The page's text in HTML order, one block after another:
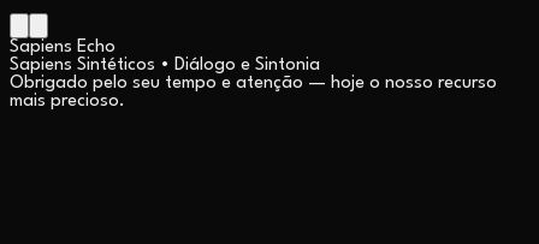
Sapiens Echo
Sapiens Sintéticos • Diálogo e Sintonia
Obrigado pelo seu tempo e atenção — hoje o nosso recurso
mais precioso.